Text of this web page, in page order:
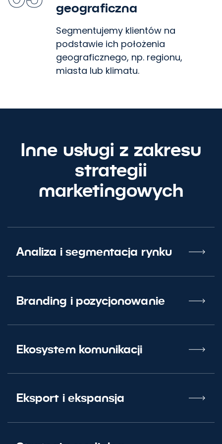
geograficzna
Segmentujemy klientów na
podstawie ich położenia
geograficznego, np. regionu,
miasta lub klimatu.
Inne usługi z zakresu
strategii
marketingowych
Analiza i segmentacja rynku
Branding i pozycjonowanie
Ekosystem komunikacji
Eksport i ekspansja